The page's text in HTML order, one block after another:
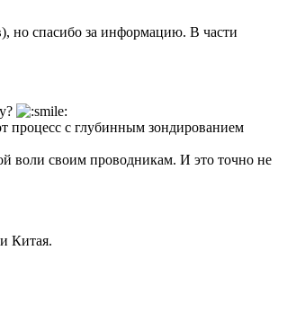
но спасибо за информацию. В части
процесс с глубинным зондированием
воли своим проводникам. И это точно не
Китая.